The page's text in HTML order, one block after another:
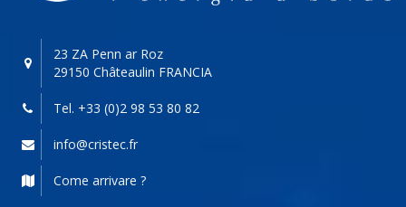
23 ZA Penn ar Roz
29150 Châteaulin FRANCIA
Tel. +33 (0)2 98 53 80 82
info@cristec.fr
Come arrivare ?